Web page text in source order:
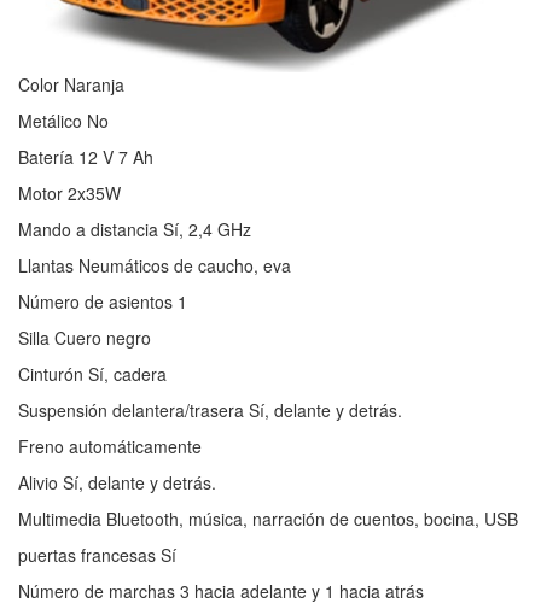
Color Naranja
Metálico No
Batería 12 V 7 Ah
Motor 2x35W
Mando a distancia Sí, 2,4 GHz
Llantas Neumáticos de caucho, eva
Número de asientos 1
Silla Cuero negro
Cinturón Sí, cadera
Suspensión delantera/trasera Sí, delante y detrás.
Freno automáticamente
Alivio Sí, delante y detrás.
Multimedia Bluetooth, música, narración de cuentos, bocina, USB
puertas francesas Sí
Número de marchas 3 hacia adelante y 1 hacia atrás